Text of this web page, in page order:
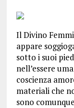
Il Divino
appare
sotto i suoi
nell’essere
coscienza
materiali che
sono